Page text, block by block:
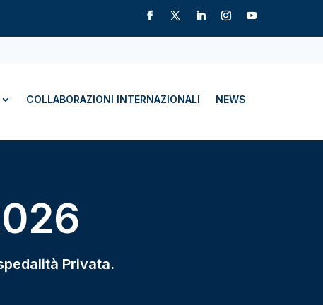
COLLABORAZIONI INTERNAZIONALI NEWS
Privata.